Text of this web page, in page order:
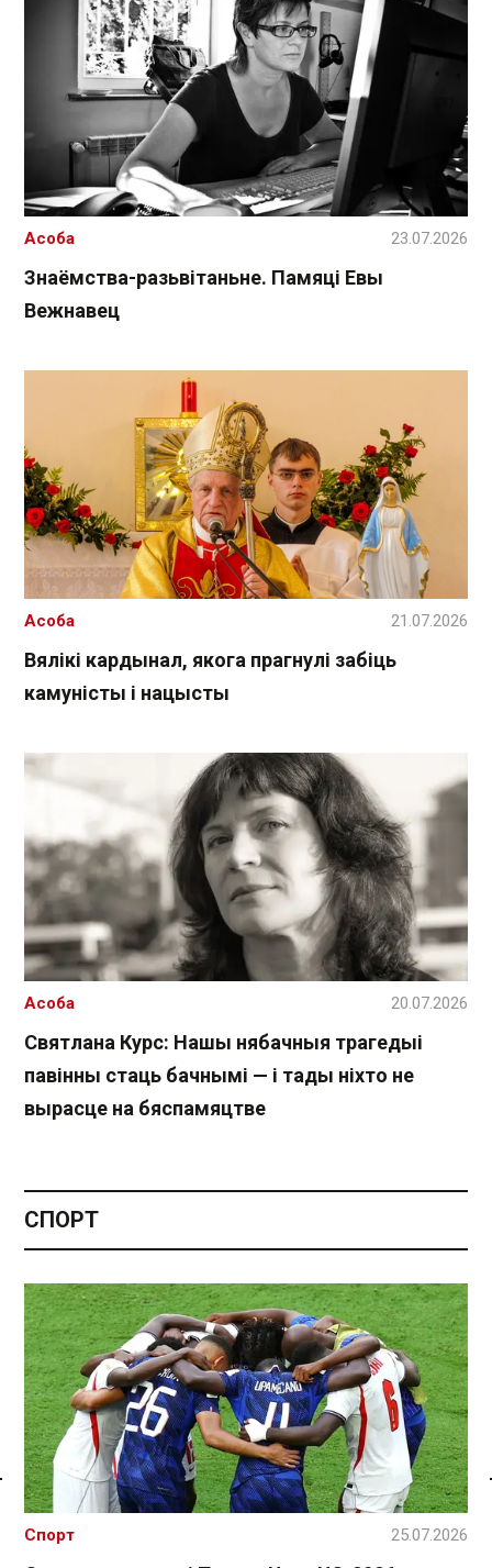
Спасылка без VPN
Знаёмства-разьвітаньне. Памяці Евы
Вежнавец
Асоба 23.07.2026
Вялікі кардынал, якога прагнулі забіць
камуністы і нацысты
Асоба 21.07.2026
Святлана Курс: Нашы нябачныя трагедыі
павінны стаць бачнымі — і тады ніхто не
вырасце на бяспамяцтве
Асоба 20.07.2026
СПОРТ
Спорт 25.07.2026